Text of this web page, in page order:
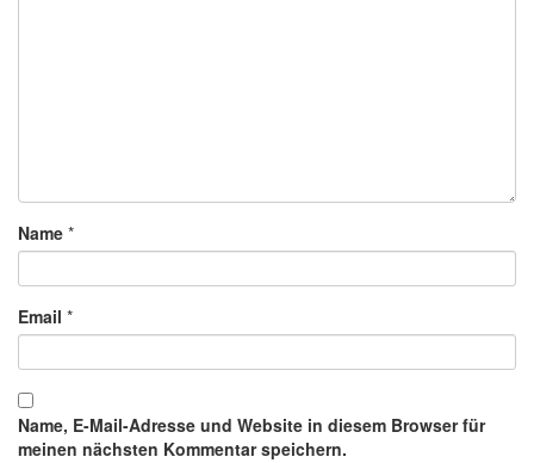
Name *
Email *
Name, E-Mail-Adresse und Website in diesem Browser für
meinen nächsten Kommentar speichern.